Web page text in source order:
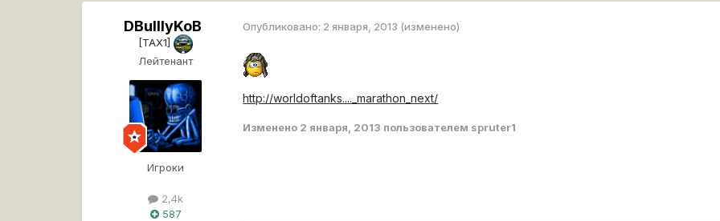
DBuIIIyKoB
[TAX1]
Лейтенант
Игроки
2,4k
587
Опубликовано: 2 января, 2013 (изменено)
http://worldoftanks...._marathon_next/
Изменено 2 января, 2013 пользователем spruter1